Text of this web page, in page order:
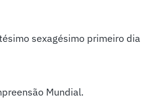
sexagésimo primeiro dia
Mundial.